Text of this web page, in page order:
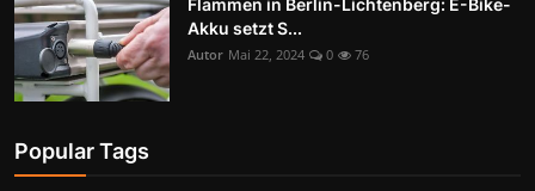
Flammen in Berlin-Lichtenberg: E-Bike-
Akku setzt S...
Autor Mai 22, 2024 0 76
Popular Tags